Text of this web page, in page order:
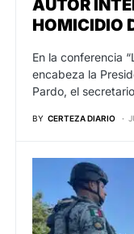
AUTOR
HOMICIDIO
En la conferencia
encabeza la
Pardo, el
BY CERTEZA DIARIO